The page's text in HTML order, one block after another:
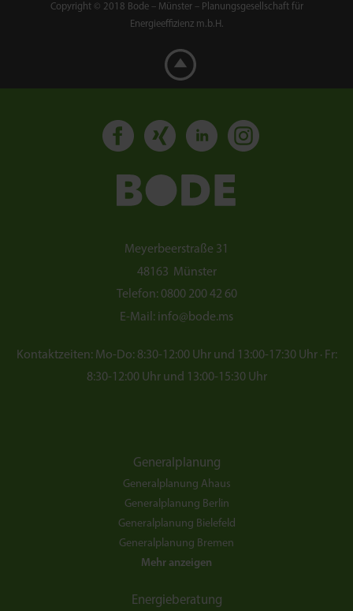
Copyright © 2018 Bode – Münster – Planungsgesellschaft für
Energieeffizienz m.b.H.
Meyerbeerstraße 31
48163 Münster
Telefon: 0800 200 42 60
E-Mail: info@bode.ms
Kontaktzeiten: Mo-Do: 8:30-12:00 Uhr und 13:00-17:30 Uhr · Fr:
8:30-12:00 Uhr und 13:00-15:30 Uhr
Generalplanung
Generalplanung Ahaus
Generalplanung Berlin
Generalplanung Bielefeld
Generalplanung Bremen
Mehr anzeigen
Energieberatung